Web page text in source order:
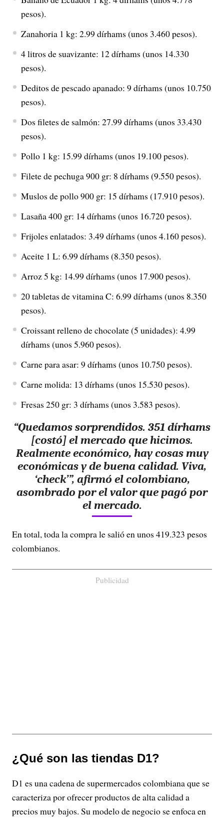
pesos).
Zanahoria 1 kg: 2.99 dírhams (unos 3.460 pesos).
4 litros de suavizante: 12 dírhams (unos 14.330
pesos).
Deditos de pescado apanado: 9 dírhams (unos 10.750
pesos).
Dos filetes de salmón: 27.99 dírhams (unos 33.430
pesos).
Pollo 1 kg: 15.99 dírhams (unos 19.100 pesos).
Filete de pechuga 900 gr: 8 dírhams (9.550 pesos).
Muslos de pollo 900 gr: 15 dírhams (17.910 pesos).
Lasaña 400 gr: 14 dírhams (unos 16.720 pesos).
Frijoles enlatados: 3.49 dírhams (unos 4.160 pesos).
Aceite 1 L: 6.99 dírhams (8.350 pesos).
Arroz 5 kg: 14.99 dírhams (unos 17.900 pesos).
20 tabletas de vitamina C: 6.99 dírhams (unos 8.350
pesos).
Croissant relleno de chocolate (5 unidades): 4.99
dírhams (unos 5.960 pesos).
Carne para asar: 9 dírhams (unos 10.750 pesos).
Carne molida: 13 dírhams (unos 15.530 pesos).
Fresas 250 gr: 3 dírhams (unos 3.583 pesos).
“Quedamos sorprendidos. 351 dírhams
[costó] el mercado que hicimos.
Realmente económico, hay cosas muy
económicas y de buena calidad. Viva,
‘check’”, afirmó el colombiano,
asombrado por el valor que pagó por
el mercado.
En total, toda la compra le salió en unos 419.323 pesos
colombianos.
Publicidad
¿Qué son las tiendas D1?
D1 es una cadena de supermercados colombiana que se
caracteriza por ofrecer productos de alta calidad a
precios muy bajos. Su modelo de negocio se enfoca en